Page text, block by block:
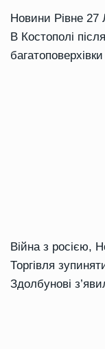
Новини Рівне 27
В Костополі
Війна з росією,
Торгівля
Здолбунові